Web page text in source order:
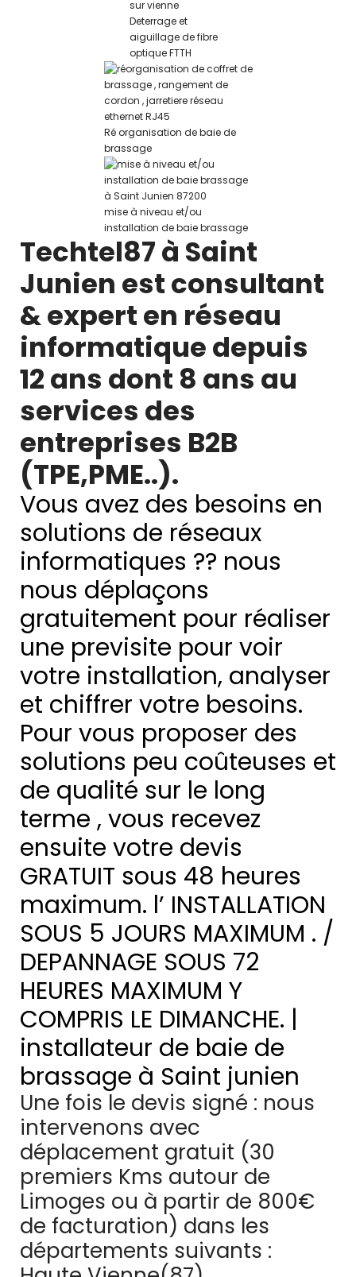
Deterrage et
aiguillage de fibre
optique FTTH
Ré organisation de baie de
brassage
mise à niveau et/ou
installation de baie brassage
Techtel87 à Saint
Junien est consultant
& expert en réseau
informatique depuis
12 ans dont 8 ans au
services des
entreprises B2B
(TPE,PME..).
Vous avez des besoins en
solutions de réseaux
informatiques ?? nous
nous déplaçons
gratuitement pour réaliser
une previsite pour voir
votre installation, analyser
et chiffrer votre besoins.
Pour vous proposer des
solutions peu coûteuses et
de qualité sur le long
terme , vous recevez
ensuite votre devis
GRATUIT sous 48 heures
maximum. l’ INSTALLATION
SOUS 5 JOURS MAXIMUM . /
DEPANNAGE SOUS 72
HEURES MAXIMUM Y
COMPRIS LE DIMANCHE. |
installateur de baie de
brassage à Saint junien
Une fois le devis signé : nous
intervenons avec
déplacement gratuit (30
premiers Kms autour de
Limoges ou à partir de 800€
de facturation) dans les
départements suivants :